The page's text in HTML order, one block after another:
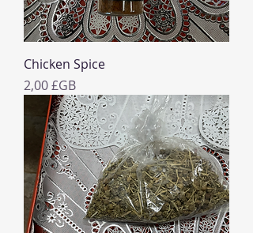
Chicken Spice
Prix
2,00 £GB